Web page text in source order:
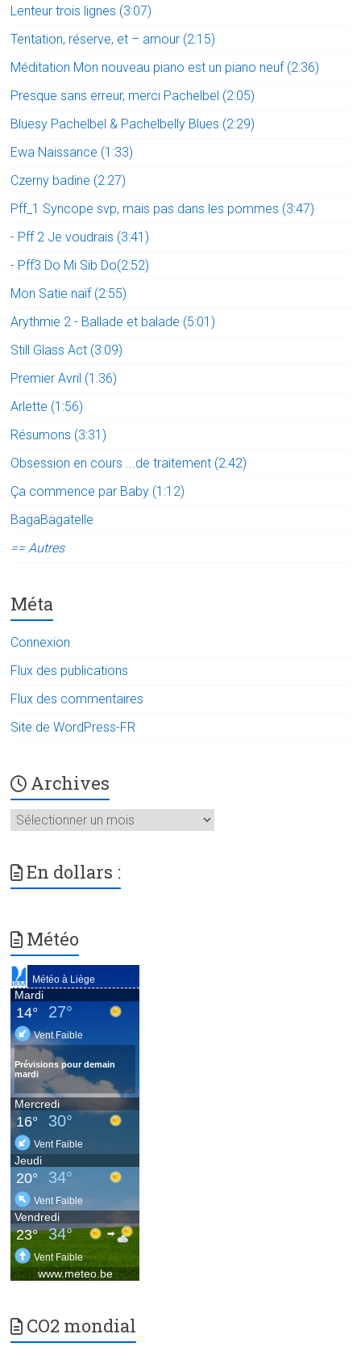
Lenteur trois lignes (3:07)
Tentation, réserve, et – amour (2:15)
Méditation Mon nouveau piano est un piano neuf (2:36)
Presque sans erreur, merci Pachelbel (2:05)
Bluesy Pachelbel & Pachelbelly Blues (2:29)
Ewa Naissance (1:33)
Czerny badine (2:27)
Pff_1 Syncope svp, mais pas dans les pommes (3:47)
- Pff 2 Je voudrais (3:41)
- Pff3 Do Mi Sib Do(2:52)
Mon Satie naïf (2:55)
Arythmie 2 - Ballade et balade (5:01)
Still Glass Act (3:09)
Premier Avril (1:36)
Arlette (1:56)
Résumons (3:31)
Obsession en cours ...de traitement (2:42)
Ça commence par Baby (1:12)
BagaBagatelle
== Autres
Méta
Connexion
Flux des publications
Flux des commentaires
Site de WordPress-FR
Archives
Archives
En dollars :
Météo
CO2 mondial